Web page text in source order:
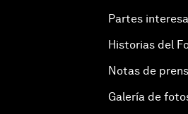
Partes
Historias del
Notas de
Galería de